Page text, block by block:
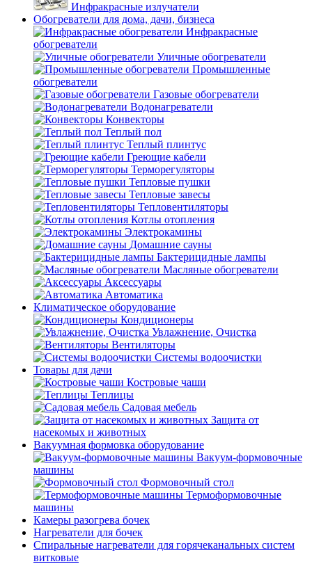
Инфракрасные излучатели
Обогреватели для дома, дачи, бизнеса
Инфракрасные
обогреватели
Уличные обогреватели
Промышленные
обогреватели
Газовые обогреватели
Водонагреватели
Конвекторы
Теплый пол
Теплый плинтус
Греющие кабели
Терморегуляторы
Тепловые пушки
Тепловые завесы
Тепловентиляторы
Котлы отопления
Электрокамины
Домашние сауны
Бактерицидные лампы
Масляные обогреватели
Аксессуары
Автоматика
Климатическое оборудование
Кондиционеры
Увлажнение, Очистка
Вентиляторы
Системы водоочистки
Товары для дачи
Костровые чаши
Теплицы
Садовая мебель
Защита от
насекомых и животных
Вакуумная формовка оборудование
Вакуум-формовочные
машины
Формовочный стол
Термоформовочные
машины
Камеры разогрева бочек
Нагреватели для бочек
Спиральные нагреватели для горячеканальных систем
витковые